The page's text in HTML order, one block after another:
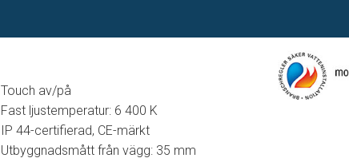
Touch av/på
Fast ljustemperatur: 6 400 K
IP 44-certifierad, CE-märkt
Utbyggnadsmått från vägg: 35 mm